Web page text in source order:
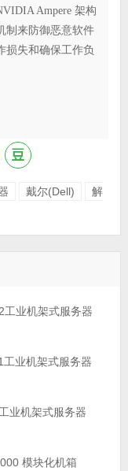
Ampere 架构
制来防御恶意软件
损失和确保工作负
戴尔(Dell)
解
工业机架式服务器
业机架式服务器
业机架式服务器
模块化机箱